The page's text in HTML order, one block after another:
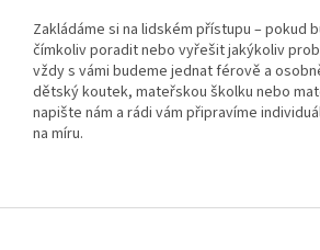
Zakládáme si na lidském přístupu – pokud
čímkoliv poradit nebo vyřešit jakýkoliv
vždy s vámi budeme jednat férově a
dětský koutek, mateřskou školku nebo
napište nám a rádi vám připravíme
na míru.